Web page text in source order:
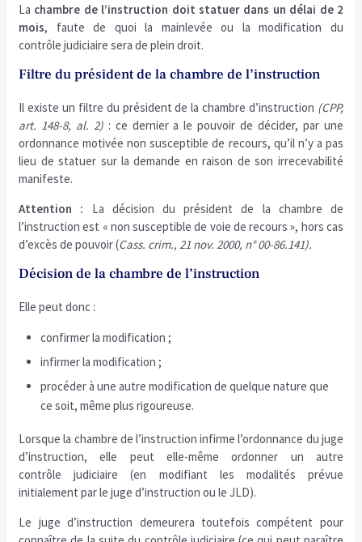
La chambre de l’instruction doit statuer dans un délai de 2
mois, faute de quoi la mainlevée ou la modification du
contrôle judiciaire sera de plein droit.
Filtre du président de la chambre de l’instruction
Il existe un filtre du président de la chambre d’instruction (CPP,
art. 148-8, al. 2): ce dernier a le pouvoir de décider, par une
ordonnance motivée non susceptible de recours, qu’il n’y a pas
lieu de statuer sur la demande en raison de son irrecevabilité
manifeste.
Attention : La décision du président de la chambre de
l’instruction est « non susceptible de voie de recours », hors cas
d’excès de pouvoir (Cass. crim., 21 nov. 2000, n° 00-86.141).
Décision de la chambre de l’instruction
Elle peut donc :
confirmer la modification ;
infirmer la modification ;
procéder à une autre modification de quelque nature que
ce soit, même plus rigoureuse.
Lorsque la chambre de l’instruction infirme l’ordonnance du juge
d’instruction, elle peut elle-même ordonner un autre
contrôle judiciaire (en modifiant les modalités prévue
initialement par le juge d’instruction ou le JLD).
Le juge d’instruction demeurera toutefois compétent pour